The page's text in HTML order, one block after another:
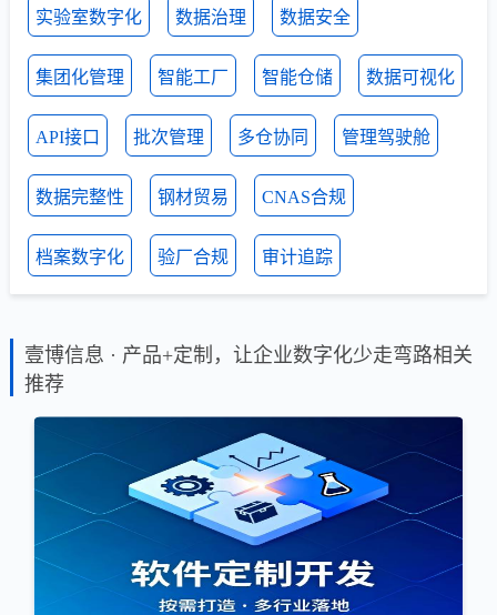
实验室数字化 数据治理 数据安全
集团化管理 智能工厂 智能仓储 数据可视化
API接口 批次管理 多仓协同 管理驾驶舱
数据完整性 钢材贸易 CNAS合规
档案数字化 验厂合规 审计追踪
壹博信息 · 产品+定制，让企业数字化少走弯路相关
推荐